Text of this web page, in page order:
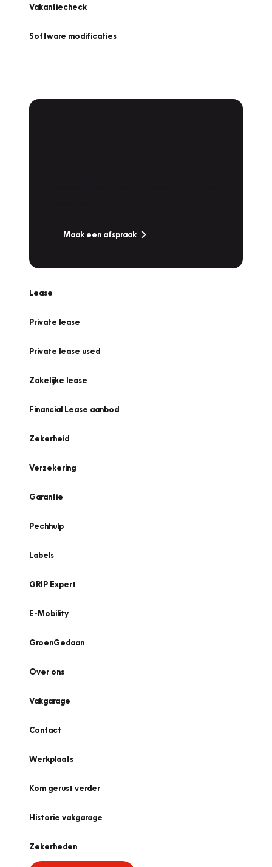
Vakantiecheck
Software modificaties
Maak een afspraak
Lease
Private lease
Private lease used
Zakelijke lease
Financial Lease aanbod
Zekerheid
Verzekering
Garantie
Pechhulp
Labels
GRIP Expert
E-Mobility
GroenGedaan
Over ons
Vakgarage
Contact
Werkplaats
Kom gerust verder
Historie vakgarage
Zekerheden